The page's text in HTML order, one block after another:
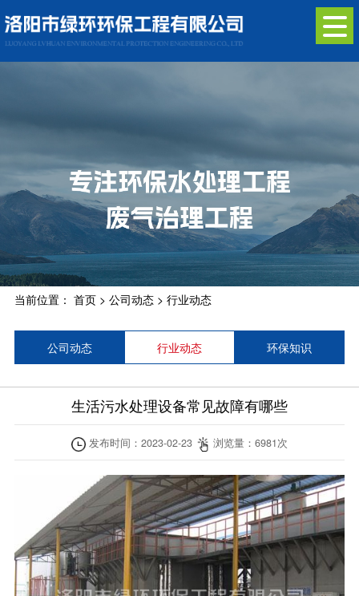
当前位置： 首页> 公司动态> 行业动态
公司动态 行业动态 环保知识
生活污水处理设备常见故障有哪些
发布时间：2023-02-23 浏览量：6981次